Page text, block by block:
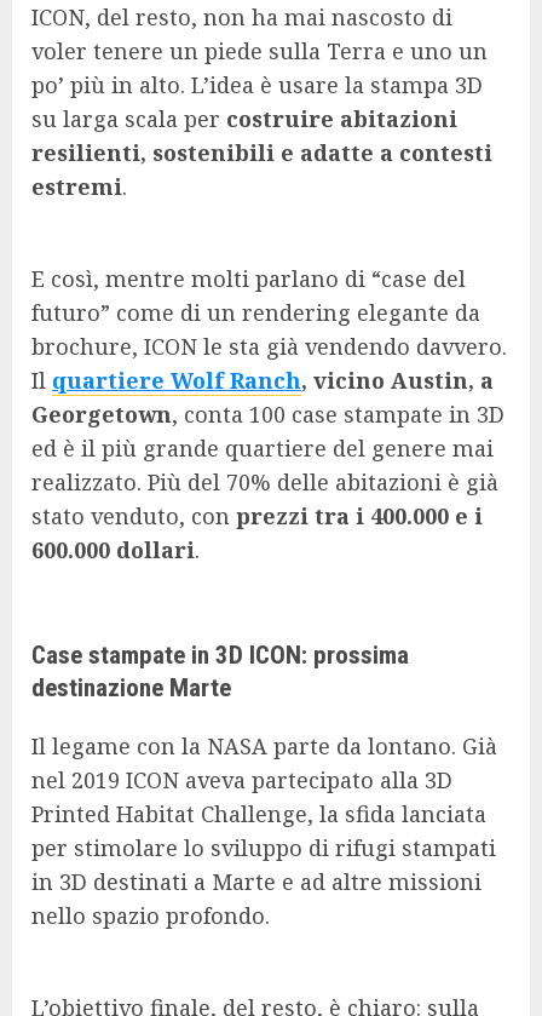
ICON, del resto, non ha mai nascosto di
voler tenere un piede sulla Terra e uno un
po’ più in alto. L’idea è usare la stampa 3D
su larga scala per costruire abitazioni
resilienti, sostenibili e adatte a contesti
estremi.
E così, mentre molti parlano di “case del
futuro” come di un rendering elegante da
brochure, ICON le sta già vendendo davvero.
Il quartiere Wolf Ranch, vicino Austin, a
Georgetown, conta 100 case stampate in 3D
ed è il più grande quartiere del genere mai
realizzato. Più del 70% delle abitazioni è già
stato venduto, con prezzi tra i 400.000 e i
600.000 dollari.
Case stampate in 3D ICON: prossima
destinazione Marte
Il legame con la NASA parte da lontano. Già
nel 2019 ICON aveva partecipato alla 3D
Printed Habitat Challenge, la sfida lanciata
per stimolare lo sviluppo di rifugi stampati
in 3D destinati a Marte e ad altre missioni
nello spazio profondo.
L’obiettivo finale, del resto, è chiaro: sulla